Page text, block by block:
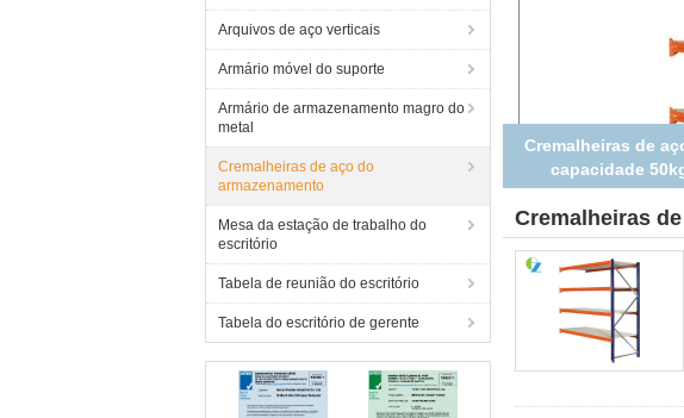
Arquivos de aço verticais
Armário móvel do suporte
Armário de armazenamento magro do
metal
Cremalheiras de aço do
armazenamento
Mesa da estação de trabalho do
escritório
Tabela de reunião do escritório
Tabela do escritório de gerente
Cremalheiras de
capacidade
Cremalheiras